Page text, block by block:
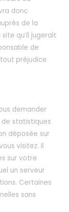
donc
de la
qu’il jugerait
de
préjudice
demander
de statistiques
déposée sur
visitez. Il
sur votre
un serveur
Certaines
sans